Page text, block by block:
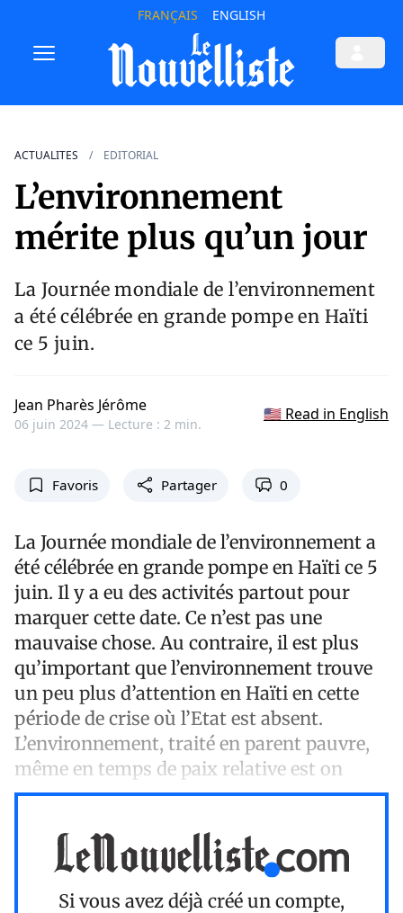
FRANÇAIS ENGLISH
ACTUALITES EDITORIAL
L’environnement
mérite plus qu’un jour
La Journée mondiale de l’environnement
a été célébrée en grande pompe en Haïti
ce 5 juin.
Jean Pharès Jérôme
06 juin 2024 — Lecture : 2 min.
🇺🇸 Read in English
Favoris Partager 0
La Journée mondiale de l’environnement a
été célébrée en grande pompe en Haïti ce 5
juin. Il y a eu des activités partout pour
marquer cette date. Ce n’est pas une
mauvaise chose. Au contraire, il est plus
qu’important que l’environnement trouve
un peu plus d’attention en Haïti en cette
période de crise où l’Etat est absent.
L’environnement, traité en parent pauvre,
même en temps de paix relative est on
Si vous avez déjà créé un compte,